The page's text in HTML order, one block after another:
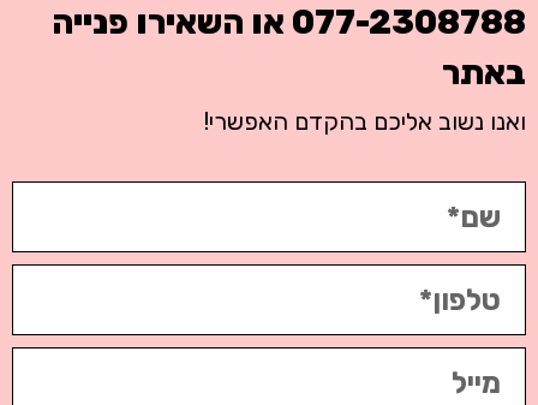
077-2308788 או השאירו פנייה
באתר
ואנו נשוב אליכם בהקדם האפשרי!